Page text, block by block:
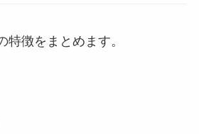
徴をまとめます。